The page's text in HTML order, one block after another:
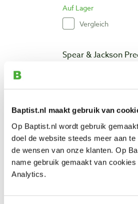
Baptist.nl maakt gebruik van
Op Baptist.nl wordt gebruik
doel de website steeds meer aan
de wensen van onze klanten. Op
name gebruik gemaakt van
Analytics.
Auf Lager
Vergleich
Spear & Jackson
€ 28,39 ohne MwSt
Auf Lager
Vergleich
Spear & Jackson
€ 35,00 inkl. MwSt